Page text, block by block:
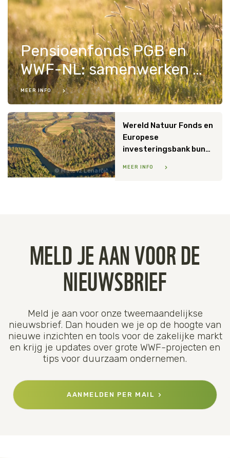
Pensioenfonds PGB en
WWF-NL: samenwerken aan vergroening financiële sector
MEER INFO
Matevž Lenarčič
Wereld Natuur Fonds en
Europese
investeringsbank bundelen krachten
MEER INFO
MELD JE AAN VOOR DE
NIEUWSBRIEF
Meld je aan voor onze tweemaandelijkse
nieuwsbrief. Dan houden we je op de hoogte van
nieuwe inzichten en tools voor de zakelijke markt
en krijg je updates over grote WWF-projecten en
tips voor duurzaam ondernemen.
AANMELDEN PER MAIL